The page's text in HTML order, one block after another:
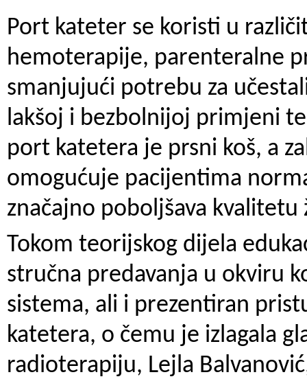
Port kateter se koristi u
hemoterapije, parenteralne
smanjujući potrebu za
lakšoj i bezbolnijoj primjeni
port katetera je prsni koš, a
omogućuje pacijentima
značajno poboljšava kvalitetu
Tokom teorijskog dijela
stručna predavanja u okviru
sistema, ali i prezentiran
katetera, o čemu je izlagala
radioterapiju, Lejla